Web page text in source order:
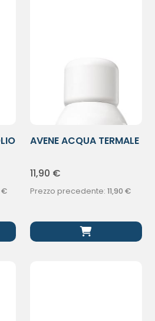
€
AVENE ACQUA TERMALE
11,90 €
Prezzo precedente: 11,90 €